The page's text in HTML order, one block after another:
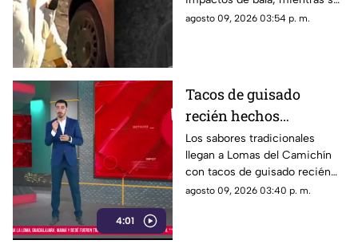
Chihuahua
hijo Isaac, de 34, permanece
agosto 09, 2026 03:54 p. m.
4:01
Tacos de guisado
recién hechos
conquistan a vecinos
de Lomas del Camichín
en Tonalá
Los sabores tradicionales
llegan a Lomas del Camichín
con tacos de guisado recién
preparados, una opción ideal
agosto 09, 2026 03:40 p. m.